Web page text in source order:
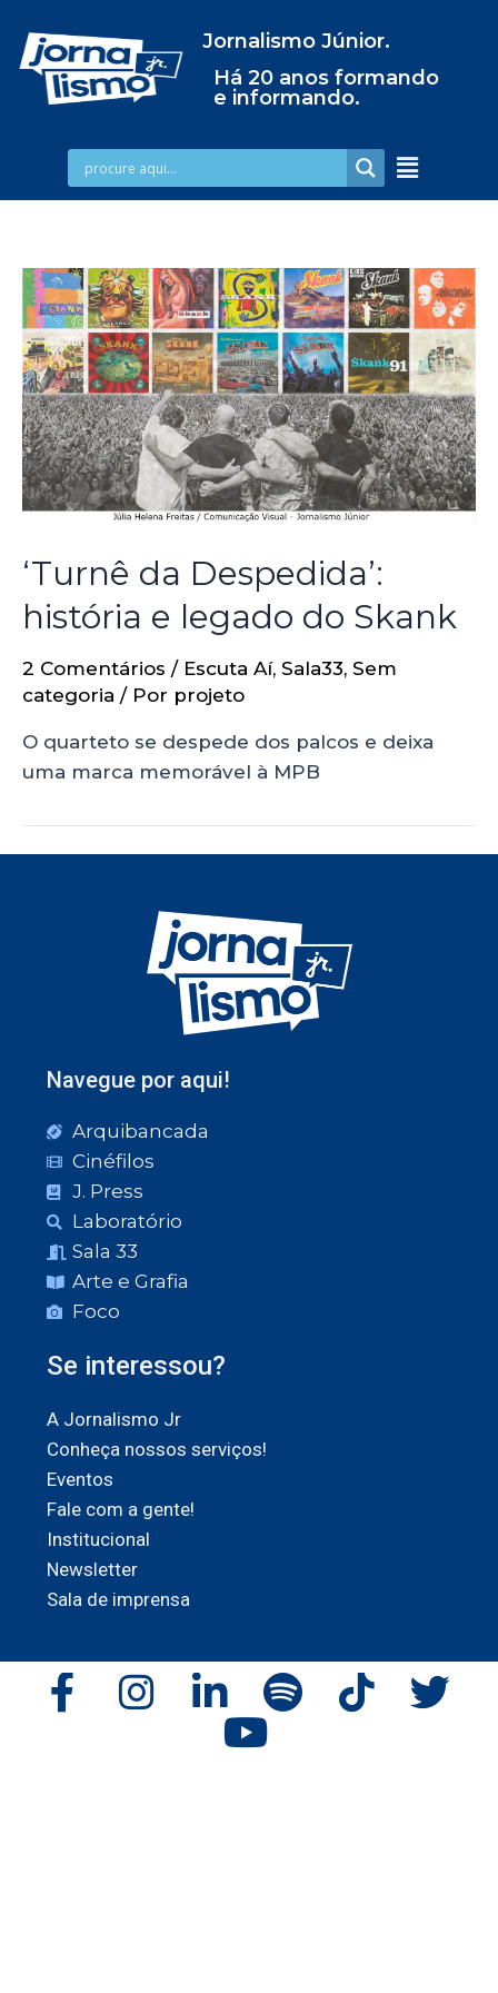
Jornalismo Júnior.
Há 20 anos formando
e informando.
‘Turnê da Despedida’:
história e legado do Skank
2 Comentários / Escuta Aí, Sala33, Sem
categoria / Por projeto
O quarteto se despede dos palcos e deixa
uma marca memorável à MPB
Navegue por aqui!
Arquibancada
Cinéfilos
J. Press
Laboratório
Sala 33
Arte e Grafia
Foco
Se interessou?
A Jornalismo Jr
Conheça nossos serviços!
Eventos
Fale com a gente!
Institucional
Newsletter
Sala de imprensa